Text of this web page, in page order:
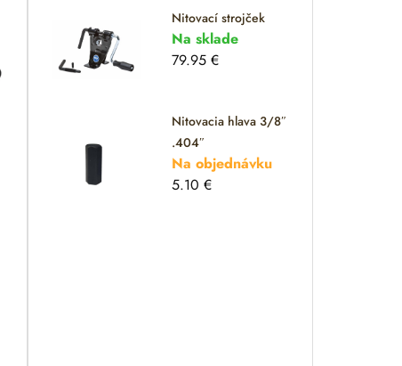
Nitovací strojček
Na sklade
79.95€
Nitovacia hlava 3/8″
.404″
Na objednávku
5.10€